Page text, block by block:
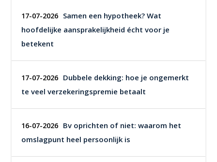
17-07-2026 Samen een hypotheek? Wat
hoofdelijke aansprakelijkheid écht voor je
betekent
17-07-2026 Dubbele dekking: hoe je ongemerkt
te veel verzekeringspremie betaalt
16-07-2026 Bv oprichten of niet: waarom het
omslagpunt heel persoonlijk is